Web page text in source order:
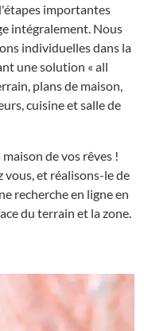
importantes
intégralement. Nous
individuelles dans la
une solution « all
plans de maison,
cuisine et salle de
de vos rêves !
et réalisons-le de
recherche en ligne en
du terrain et la zone.